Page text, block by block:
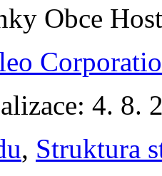
Obce
4. 8.
, Struktura